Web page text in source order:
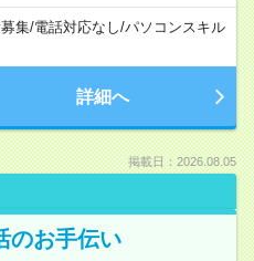
集/電話対応なし/パソコンスキル
詳細へ
掲載日：2026.08.05
のお手伝い